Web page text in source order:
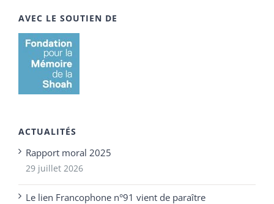
AVEC LE SOUTIEN DE
ACTUALITÉS
Rapport moral 2025
29 juillet 2026
Le lien Francophone n°91 vient de paraître